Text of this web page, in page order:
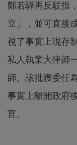
鄭若驊再反駁指
立」，並可直接
視了事實上現存
私人執業大律師
師。該批獲委任
事實上離開政府
官。